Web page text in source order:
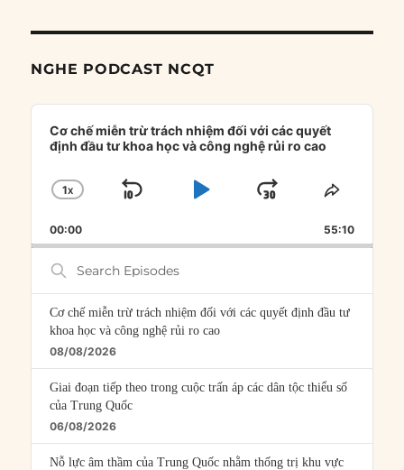
NGHE PODCAST NCQT
Audio
Player
Cơ chế miễn trừ trách nhiệm đối với các quyết
định đầu tư khoa học và công nghệ rủi ro cao
CHANGE
RATE
1X
SKIP
PLAYJUMP
FORWARD
SHARE
00:00 55:10
Search
Episodes
Cơ chế miễn trừ trách nhiệm đối với các quyết định đầu tư
khoa học và công nghệ rủi ro cao
08/08/2026
Giai đoạn tiếp theo trong cuộc trấn áp các dân tộc thiểu số
của Trung Quốc
06/08/2026
Nỗ lực âm thầm của Trung Quốc nhằm thống trị khu vực